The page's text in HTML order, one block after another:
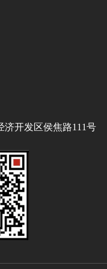
济开发区侯焦路111号